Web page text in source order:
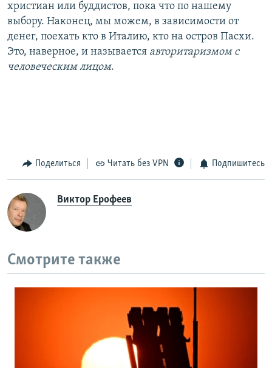
христиан или буддистов, пока что по нашему
выбору. Наконец, мы можем, в зависимости от
денег, поехать кто в Италию, кто на остров Пасхи.
Это, наверное, и называется авторитаризмом с
человеческим лицом.
Поделиться Читать без VPN Подпишитесь
Виктор Ерофеев
Смотрите также